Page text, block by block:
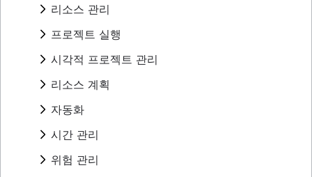
팀 헌장
구현 계획
KPI
프로젝트 포트폴리오 관리
실현 가능성 조사
엔터프라이즈 계획
작업 우선 순위를 정하는 방법
목표 정렬
이벤트 마케팅
브랜드 새단장 방법: 핵심 요소 및 주요 단계
Business objectives
PESTLE 분석
근본 원인 분석
PDCA 주기
BCG 행렬
프로젝트 거버넌스
타임라인
마일스톤 차트
지연 시간이 프로젝트 관리에 미치는 영향
통합 마스터 일정이란 무엇입니까?
리소스 관리
개요
작업 수용량 계획
리소스 일정 관리
추적
엔터프라이즈 리소스 관리
프로젝트 비용 관리
프로젝트 실행
템플릿을 통해 올바른 작업을 더 빠르게 완료
하세요
범위 크리프
RACI 차트
여러 프로젝트 관리
시각적 프로젝트 관리
온라인 화이트보드
프로젝트 설계
공감 맵
화이트보드 전략
리소스 계획
프로세스 매핑
프로세스 순서도
컨텍스트 전환
자동화
플로 강화
비즈니스 프로세스 자동화
시간 관리
시간 관리 도구
위험 관리